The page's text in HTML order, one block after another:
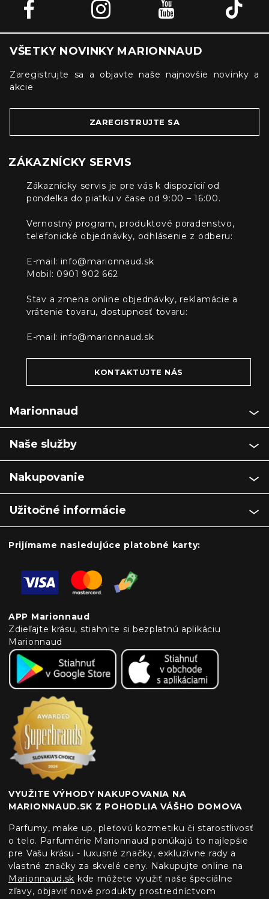
VŠETKY NOVINKY MARIONNAUD
Zaregistrujte sa a objavte naše najnovšie novinky a
akcie
ZAREGISTRUJTE SA
ZÁKAZNÍCKY SERVIS
Zákaznícky servis je pre vás k dispozícií od
pondelka do piatku v čase od 9:00 – 16:00.
Vernostný program, produktové poradenstvo,
telefonické objednávky, odhlásenie z odberu:
E-mail: info@marionnaud.sk
Mobil: 0901 902 662
Stav a zmena online objednávky, reklamácie a
vrátenie tovaru, dostupnosť tovaru:
E-mail: info@marionnaud.sk
KONTAKTUJTE NÁS
Marionnaud
Naše služby
Nakupovanie
Užitočné informácie
Prijímame nasledujúce platobné karty:
APP Marionnaud
Zdieľajte krásu, stiahnite si bezplatnú aplikáciu
Marionnaud
VYUŽITE VÝHODY NAKUPOVANIA NA
MARIONNAUD.SK Z POHODLIA VÁŠHO DOMOVA
Parfumy, make up, pleťovú kozmetiku či starostlivosť
o telo. Parfumérie Marionnaud ponúkajú to najlepšie
pre Vašu krásu - luxusné značky, exkluzívne rady a
vlastné značky za skvelé ceny. Nakupujte online na
Marionnaud.sk kde môžete využiť naše špeciálne
zľavy, objaviť nové produkty prostredníctvom